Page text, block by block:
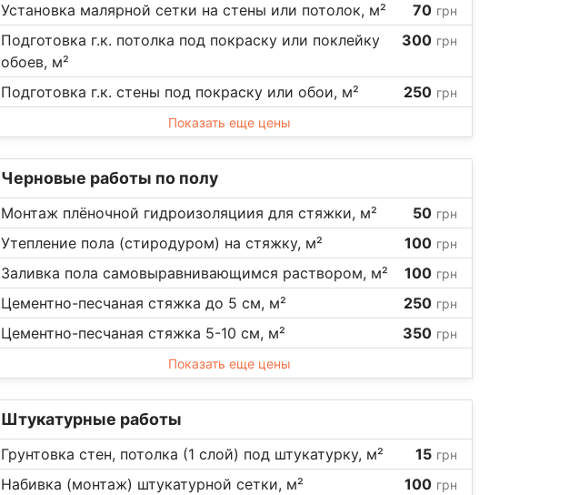
Установка малярной сетки на стены или потолок, м² 70 грн
Подготовка г.к. потолка под покраску или поклейку
обоев, м²
300 грн
Подготовка г.к. стены под покраску или обои, м² 250 грн
Показать еще цены
Черновые работы по полу
Монтаж плёночной гидроизоляциия для стяжки, м² 50 грн
Утепление пола (стиродуром) на стяжку, м² 100 грн
Заливка пола самовыравнивающимся раствором, м² 100 грн
Цементно-песчаная стяжка до 5 см, м² 250 грн
Цементно-песчаная стяжка 5-10 см, м² 350 грн
Показать еще цены
Штукатурные работы
Грунтовка стен, потолка (1 слой) под штукатурку, м² 15 грн
Набивка (монтаж) штукатурной сетки, м² 100 грн